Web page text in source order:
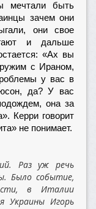
мечтали быть
зачем они
они свое
и дальше
«Ах вы
с Ираном,
у вас в
да? У вас
она за
Керри говорит
не понимает.
Раз уж речь
Было событие,
в Италии
Украины Игорь